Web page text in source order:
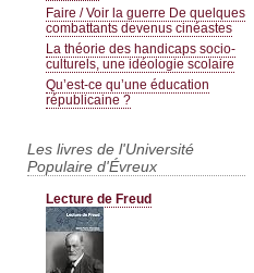
Faire / Voir la guerre De quelques
combattants devenus cinéastes
La théorie des handicaps socio-
culturels, une idéologie scolaire
Qu’est-ce qu’une éducation
républicaine ?
Les livres de l'Université
Populaire d'Évreux
Lecture de Freud